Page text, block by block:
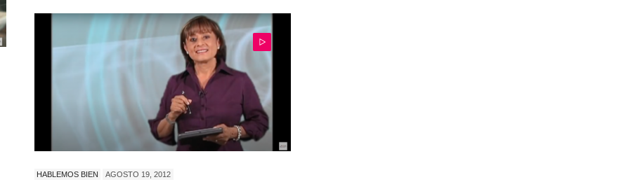
HABLEMOS BIEN AGOSTO 19, 2012